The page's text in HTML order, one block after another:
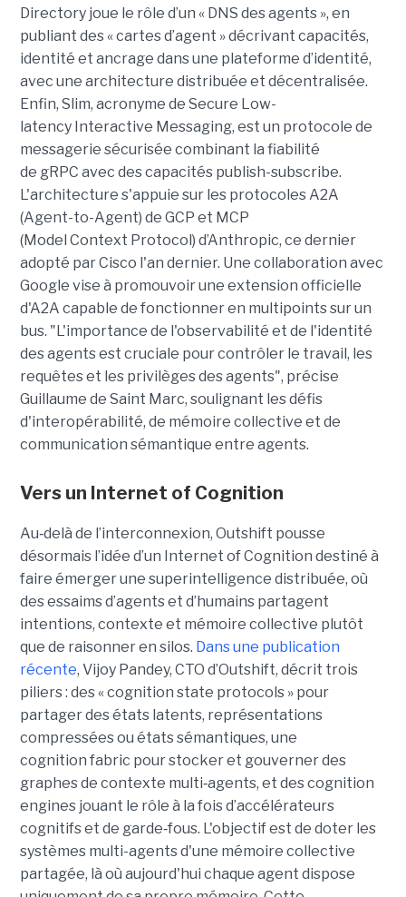
Directory joue le rôle d’un « DNS des agents », en
publiant des « cartes d’agent » décrivant capacités,
identité et ancrage dans une plateforme d’identité,
avec une architecture distribuée et décentralisée.
Enfin, Slim, acronyme de Secure Low-
latency Interactive Messaging, est un protocole de
messagerie sécurisée combinant la fiabilité
de gRPC avec des capacités publish-subscribe.
L'architecture s'appuie sur les protocoles A2A
(Agent-to-Agent) de GCP et MCP
(Model Context Protocol) d’Anthropic, ce dernier
adopté par Cisco l'an dernier. Une collaboration avec
Google vise à promouvoir une extension officielle
d'A2A capable de fonctionner en multipoints sur un
bus. "L'importance de l'observabilité et de l'identité
des agents est cruciale pour contrôler le travail, les
requêtes et les privilèges des agents", précise
Guillaume de Saint Marc, soulignant les défis
d'interopérabilité, de mémoire collective et de
communication sémantique entre agents.
Vers un Internet of Cognition
Au‑delà de l’interconnexion, Outshift pousse
désormais l’idée d’un Internet of Cognition destiné à
faire émerger une superintelligence distribuée, où
des essaims d’agents et d’humains partagent
intentions, contexte et mémoire collective plutôt
que de raisonner en silos. Dans une publication
récente, Vijoy Pandey, CTO d’Outshift, décrit trois
piliers : des « cognition state protocols » pour
partager des états latents, représentations
compressées ou états sémantiques, une
cognition fabric pour stocker et gouverner des
graphes de contexte multi‑agents, et des cognition
engines jouant le rôle à la fois d’accélérateurs
cognitifs et de garde‑fous. L'objectif est de doter les
systèmes multi-agents d'une mémoire collective
partagée, là où aujourd'hui chaque agent dispose